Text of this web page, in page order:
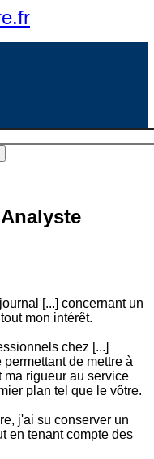
[...] concernant un
mon intérêt.
chez [...]
de mettre à
ma rigueur au service
plan tel que le vôtre.
j'ai su conserver un
en tenant compte des